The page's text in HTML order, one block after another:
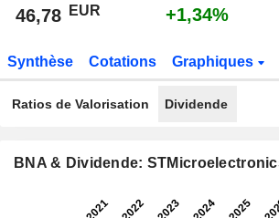
46,78 EUR +1,34%
Synthèse Cotations Graphiques
Ratios de Valorisation Dividende
BNA & Dividende: